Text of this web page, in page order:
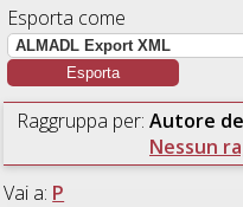
Esporta come
Raggruppa per: Autore
Nessun
Vai a: P